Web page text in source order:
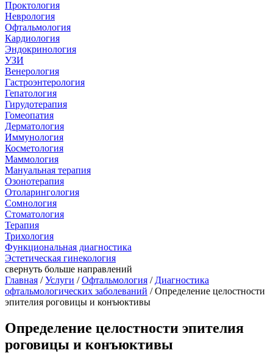
Проктология
Неврология
Офтальмология
Кардиология
Эндокринология
УЗИ
Венерология
Гастроэнтерология
Гепатология
Гирудотерапия
Гомеопатия
Дерматология
Иммунология
Косметология
Маммология
Мануальная терапия
Озонотерапия
Отоларингология
Сомнология
Стоматология
Терапия
Трихология
Функциональная диагностика
Эстетическая гинекология
свернуть больше направлений
Главная /Услуги /Офтальмология / Диагностика
офтальмологических заболеваний / Определение целостности
эпителия роговицы и конъюктивы
Определение целостности эпителия
роговицы и конъюктивы